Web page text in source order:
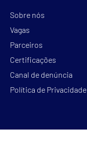
Sobre nós
Vagas
Parceiros
Certificações
Canal de denúncia
Política de Privacidade